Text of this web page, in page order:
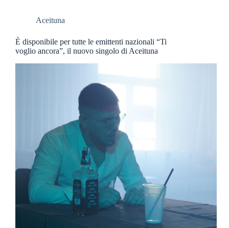
Aceituna
È disponibile per tutte le emittenti nazionali “Ti
voglio ancora”, il nuovo singolo di Aceituna